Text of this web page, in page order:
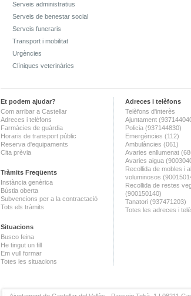
Serveis administratius
Serveis de benestar social
Serveis funeraris
Transport i mobilitat
Urgències
Clíniques veterinàries
Et podem ajudar?
Com arribar a Castellar
Adreces i telèfons
Farmàcies de guàrdia
Horaris de transport públic
Reserva d'equipaments
Cita prèvia
Tràmits Freqüents
Instància genèrica
Bústia oberta
Subvencions per a la contractació
Tots els tràmits
Situacions
Busco feina
He tingut un fill
Em vull formar
Totes les situacions
Adreces i telèfons
Telèfons d'interès
Ajuntament
Policia (937144830)
Emergències (112)
Ambulàncies (061)
Avaries enllumenat
Avaries aigua
Recollida de mobles i
voluminosos
Recollida de restes
(900150140)
Tanatori (937471203)
Totes les adreces i